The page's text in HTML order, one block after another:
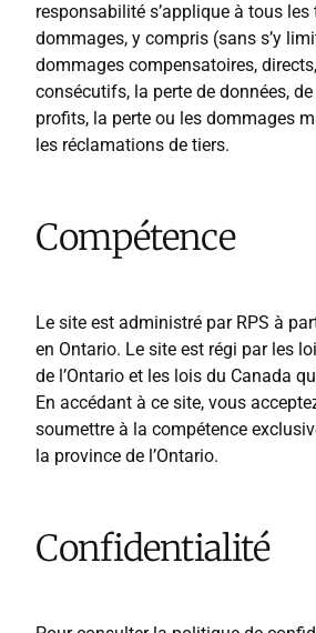
responsabilité s’applique à tous les
dommages, y compris (sans s’y
dommages compensatoires,
consécutifs, la perte de données,
profits, la perte ou les dommages
les réclamations de tiers.
Compétence
Le site est administré par RPS à
en Ontario. Le site est régi par les
de l’Ontario et les lois du Canada
En accédant à ce site, vous
soumettre à la compétence
la province de l’Ontario.
Confidentialité